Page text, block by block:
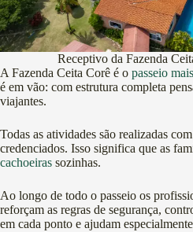
Receptivo da Fazenda
A Fazenda Ceita Corê é o passeio
é em vão: com estrutura completa
viajantes.
Todas as atividades são realizadas
credenciados. Isso significa que as
cachoeiras sozinhas.
Ao longo de todo o passeio os
reforçam as regras de segurança,
em cada ponto e ajudam